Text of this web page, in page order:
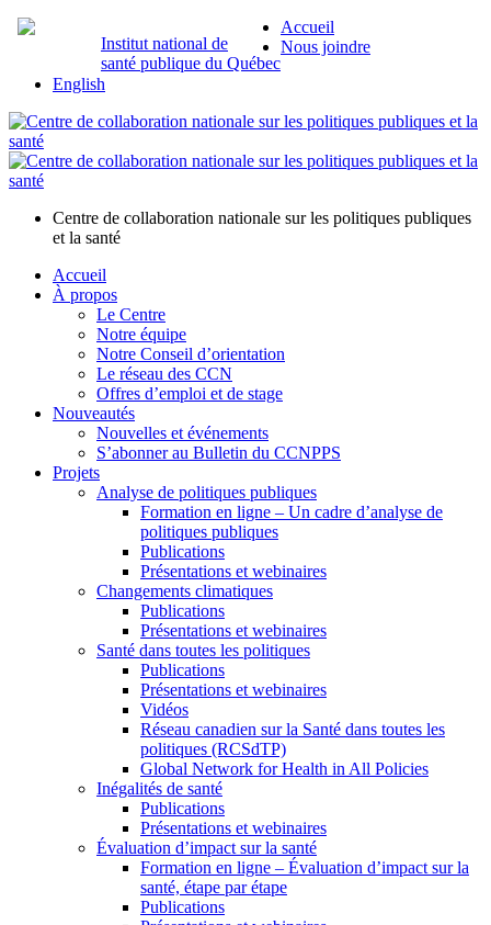
Institut national de
santé publique du Québec
Accueil
Nous joindre
English
Centre de collaboration nationale sur les politiques publiques
et la santé
Accueil
À propos
Le Centre
Notre équipe
Notre Conseil d’orientation
Le réseau des CCN
Offres d’emploi et de stage
Nouveautés
Nouvelles et événements
S’abonner au Bulletin du CCNPPS
Projets
Analyse de politiques publiques
Formation en ligne – Un cadre d’analyse de
politiques publiques
Publications
Présentations et webinaires
Changements climatiques
Publications
Présentations et webinaires
Santé dans toutes les politiques
Publications
Présentations et webinaires
Vidéos
Réseau canadien sur la Santé dans toutes les
politiques (RCSdTP)
Global Network for Health in All Policies
Inégalités de santé
Publications
Présentations et webinaires
Évaluation d’impact sur la santé
Formation en ligne – Évaluation d’impact sur la
santé, étape par étape
Publications